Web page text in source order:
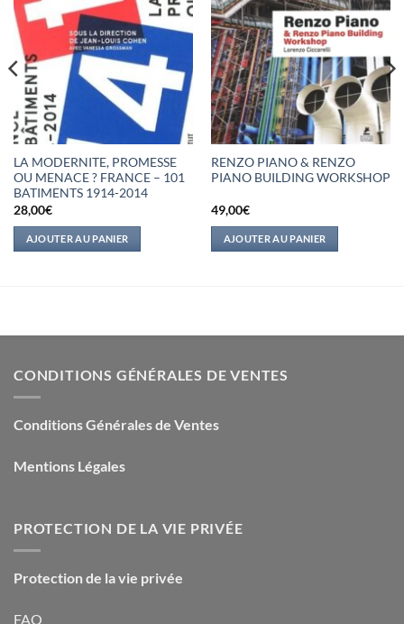
LA MODERNITE, PROMESSE
OU MENACE ? FRANCE – 101
BATIMENTS 1914-2014
28,00€
AJOUTER AU PANIER
RENZO PIANO & RENZO
PIANO BUILDING WORKSHOP
49,00€
AJOUTER AU PANIER
CONDITIONS GÉNÉRALES DE VENTES
Conditions Générales de Ventes
Mentions Légales
PROTECTION DE LA VIE PRIVÉE
Protection de la vie privée
FAQ